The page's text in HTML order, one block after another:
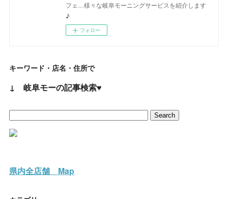
フェ…様々な岐阜モーニングサービスを紹介します
♪
フォロー
キーワード・店名・住所で
↓ 岐阜モーの記事検索♥
県内全店舗 Map